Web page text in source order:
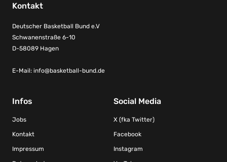
Kontakt
Deutscher Basketball Bund e.V
Schwanenstraße 6-10
D-58089 Hagen
E-Mail: info@basketball-bund.de
Infos
Jobs
Kontakt
Impressum
Social Media
X (fka Twitter)
Facebook
Instagram